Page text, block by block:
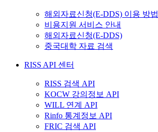
해외자료신청(E-DDS) 이용 방법
비용지원 서비스 안내
해외자료신청(E-DDS)
중국대학 자료 검색
RISS API 센터
RISS 검색 API
KOCW 강의정보 API
WILL 연계 API
Rinfo 통계정보 API
FRIC 검색 API